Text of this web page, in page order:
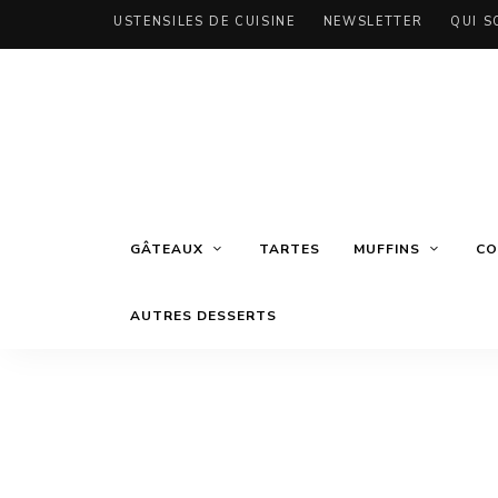
USTENSILES DE CUISINE NEWSLETTER QUI
GÂTEAUX TARTES MUFFINS
AUTRES DESSERTS